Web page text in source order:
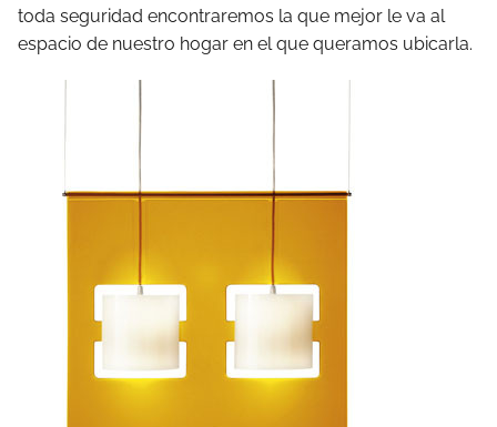
toda seguridad encontraremos la que mejor le va al
espacio de nuestro hogar en el que queramos ubicarla.